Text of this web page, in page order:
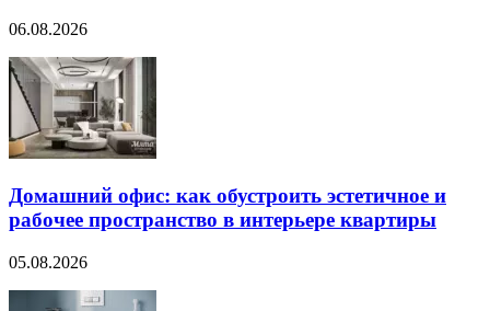
06.08.2026
Домашний офис: как обустроить эстетичное и
рабочее пространство в интерьере квартиры
05.08.2026